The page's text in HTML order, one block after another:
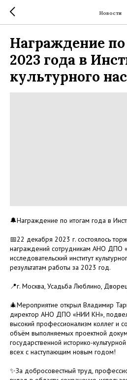
Новости
Награждение
2023 года в
культурного
🔔Награждение по итогам года в
📅22 декабря 2023 г. состоялось
награждений сотрудникам АНО ДПО
исследовательский институт
результатам работы за 2023 год.
📍г. Москва, Усадьба Люблино,
🎄Мероприятие открыл Владимир
директор АНО ДПО «НИИ КН», подвел
высокий профессионализм коллег и
объём выполняемых проектной
государственной историко-
всех с наступающим новым годом!
✨За добросовестный труд,